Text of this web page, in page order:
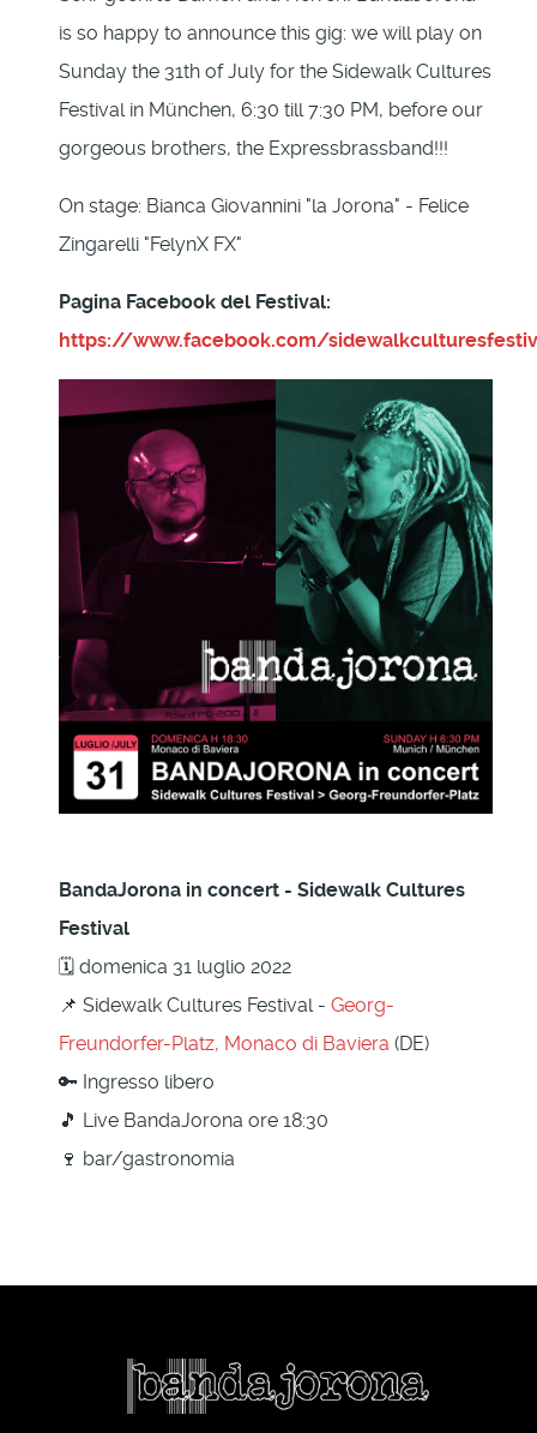
is so happy to announce this gig: we will play on
Sunday the 31th of July for the Sidewalk Cultures
Festival in München, 6:30 till 7:30 PM, before our
gorgeous brothers, the Expressbrassband!!!
On stage: Bianca Giovannini "la Jorona" - Felice
Zingarelli "FelynX FX"
Pagina Facebook del Festival:
https://www.facebook.com/
BandaJorona in concert - Sidewalk Cultures
Festival
🗓 domenica 31 luglio 2022
📌 Sidewalk Cultures Festival - Georg-
Freundorfer-Platz, Monaco di Baviera (DE)
🔑 Ingresso libero
🎵 Live BandaJorona ore 18:30
🍷 bar/gastronomia